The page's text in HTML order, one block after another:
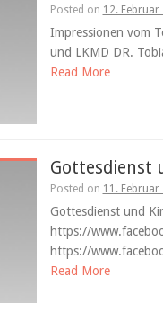
Posted on 12. Februar
Impressionen vom
und LKMD DR.
Read More
Gottesdienst
Posted on 11. Februar
Gottesdienst und
https://
https://
Read More